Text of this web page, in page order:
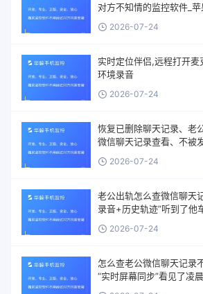
对方不知情的监控软件_
2026-07-24
实时定位伴侣,远程打开麦
环境录音
2026-07-24
恢复已删除聊天记录、老
微信聊天记录查看、不被
2026-07-24
老公出轨怎么查微信聊天
录音+历史轨迹”听到了他
2026-07-24
怎么查老公微信聊天记录
“实时屏幕同步”看见了凌